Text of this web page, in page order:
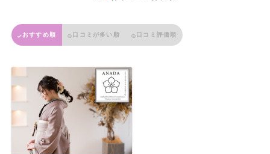
おすすめ順 口コミが多い順 口コミ評価順